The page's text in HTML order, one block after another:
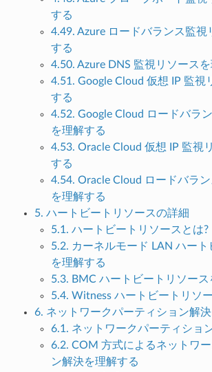
する
4.49. Azure ロードバランス監視
する
4.50. Azure DNS 監視リソース
4.51. Google Cloud 仮想 IP 監視
する
4.52. Google Cloud ロードバラ
を理解する
4.53. Oracle Cloud 仮想 IP 監視
する
4.54. Oracle Cloud ロードバラ
を理解する
5. ハートビートリソースの詳細
5.1. ハートビートリソースとは?
5.2. カーネルモード LAN ハート
を理解する
5.3. BMC ハートビートリソース
5.4. Witness ハートビートリソ
6. ネットワークパーティション解
6.1. ネットワークパーティショ
6.2. COM 方式によるネットワ
ン解決を理解する